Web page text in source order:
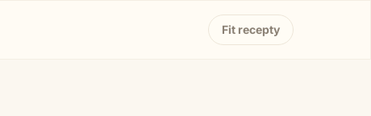
Fit recepty